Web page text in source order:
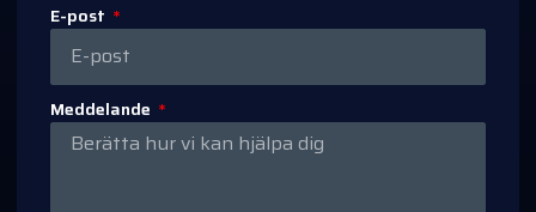
E-post
Meddelande